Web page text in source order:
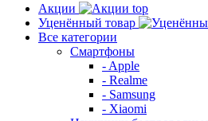
Акции
top
Уценённый товар
Все категории
Смартфоны
- Apple
- Realme
- Samsung
- Xiaomi